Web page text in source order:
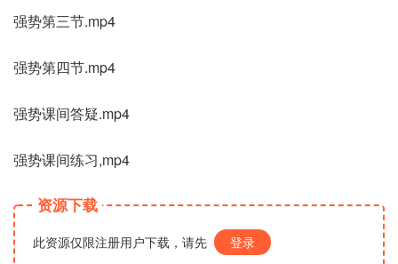
强势第三节.mp4
强势第四节.mp4
强势课间答疑.mp4
强势课间练习,mp4
资源下载
此资源仅限注册用户下载，请先 登录